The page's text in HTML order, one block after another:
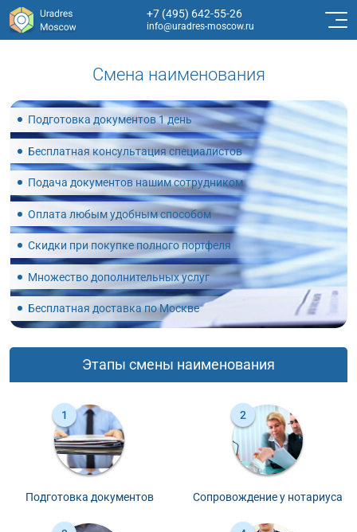
+7 (495) 642-55-26
info@uradres-moscow.ru
Смена наименования
Подготовка документов 1 день
Бесплатная консультация специалистов
Подача документов нашим сотрудником
Оплата любым удобным способом
Скидки при покупке полного портфеля
Множество дополнительных услуг
Бесплатная доставка по Москве
Этапы смены наименования
Подготовка документов Сопровождение у нотариуса